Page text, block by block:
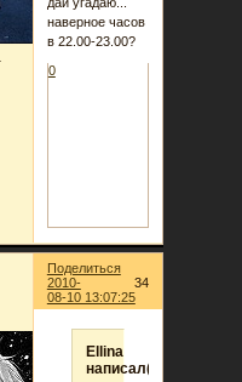
наверное часов
в 22.00-23.00?
0
Поделиться
34
2010-
08-10 13:07:25
Ellina
написал(а):